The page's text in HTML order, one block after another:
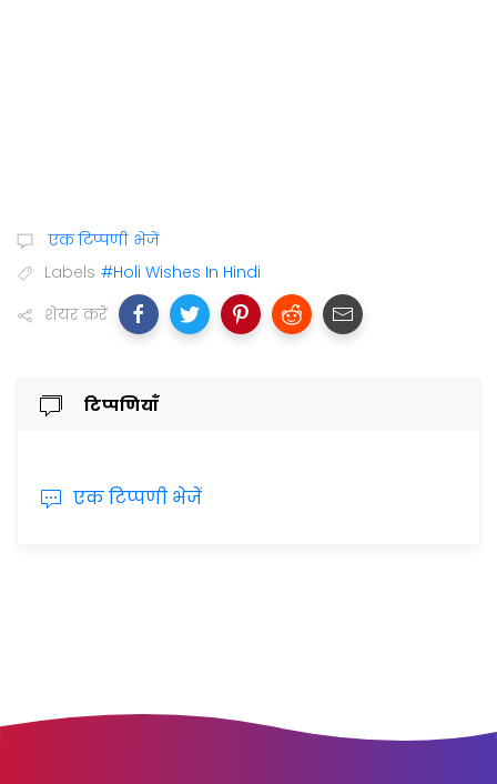
एक टिप्पणी भेजें
Labels #Holi Wishes In Hindi
शेयर करें
टिप्पणियाँ
एक टिप्पणी भेजें